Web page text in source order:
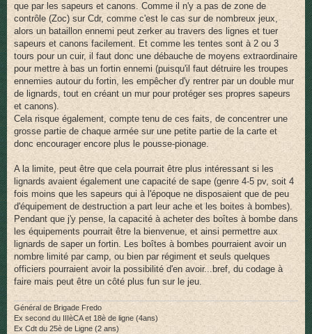
que par les sapeurs et canons. Comme il n'y a pas de zone de
contrôle (Zoc) sur Cdr, comme c'est le cas sur de nombreux jeux,
alors un bataillon ennemi peut zerker au travers des lignes et tuer
sapeurs et canons facilement. Et comme les tentes sont à 2 ou 3
tours pour un cuir, il faut donc une débauche de moyens extraordinaire
pour mettre à bas un fortin ennemi (puisqu'il faut détruire les troupes
ennemies autour du fortin, les empêcher d'y rentrer par un double mur
de lignards, tout en créant un mur pour protéger ses propres sapeurs
et canons).
Cela risque également, compte tenu de ces faits, de concentrer une
grosse partie de chaque armée sur une petite partie de la carte et
donc encourager encore plus le pousse-pionage.
A la limite, peut être que cela pourrait être plus intéressant si les
lignards avaient également une capacité de sape (genre 4-5 pv, soit 4
fois moins que les sapeurs qui à l'époque ne disposaient que de peu
d'équipement de destruction a part leur ache et les boites à bombes).
Pendant que j'y pense, la capacité à acheter des boîtes à bombe dans
les équipements pourrait être la bienvenue, et ainsi permettre aux
lignards de saper un fortin. Les boîtes à bombes pourraient avoir un
nombre limité par camp, ou bien par régiment et seuls quelques
officiers pourraient avoir la possibilité d'en avoir...bref, du codage à
faire mais peut être un côté plus fun sur le jeu.
Général de Brigade Fredo
Ex second du IIIèCA et 18è de ligne (4ans)
Ex Cdt du 25è de Ligne (2 ans)